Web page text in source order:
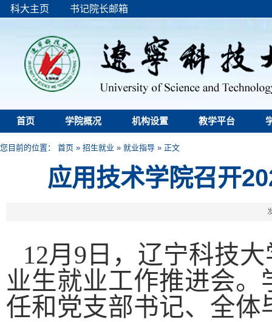
科大主页 书记院长邮箱
首页 学院概况 机构设置 教学平台
您目前的位置： 首页 » 招生就业 » 就业指导 » 正文
应用技术学院召开
12月9日，辽宁科技
业生就业工作推进会
任和党支部书记、全